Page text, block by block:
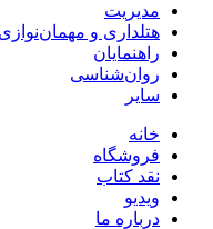
مدیریت
هتلداری و مهمان‌نوازی
راهنمایان
روان‌شناسی
سایر
خانه
فروشگاه
نقد کتاب
ویدیو
درباره‌ ما